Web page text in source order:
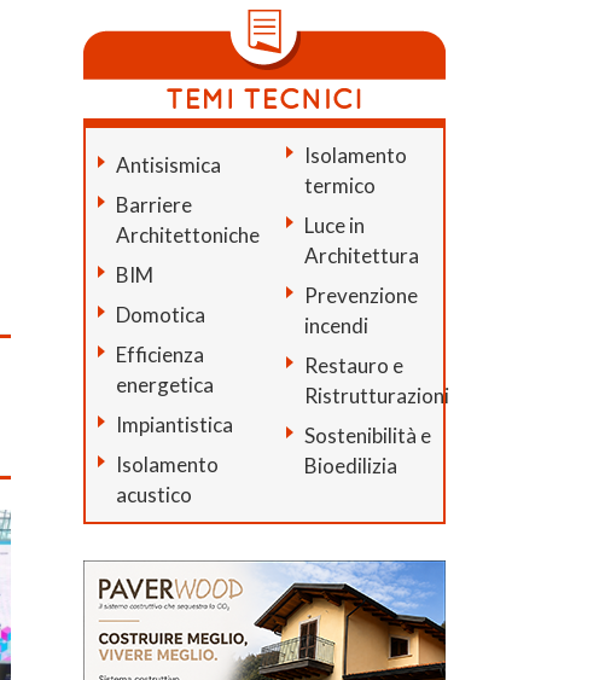
Antisismica
Barriere
Architettoniche
BIM
Domotica
Efficienza
energetica
Impiantistica
Isolamento
acustico
Isolamento
termico
Luce in
Architettura
Prevenzione
incendi
Restauro e
Ristrutturazioni
Sostenibilità e
Bioedilizia